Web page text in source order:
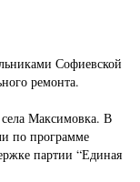
Софиевской
ремонта.
села Максимовка. В
по программе
партии “Единая